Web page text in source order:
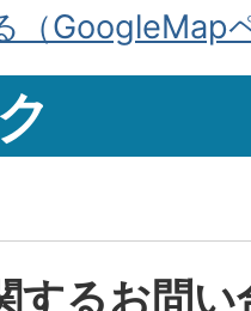
（GoogleMap
するお問い